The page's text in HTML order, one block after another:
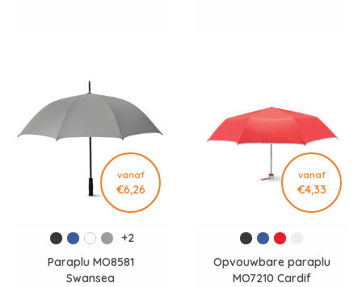
vanaf
€6,26
+2
Paraplu MO8581
Swansea
vanaf
€4,33
Opvouwbare paraplu
MO7210 Cardif